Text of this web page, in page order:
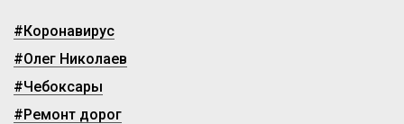
#Коронавирус
#Олег Николаев
#Чебоксары
#Ремонт дорог